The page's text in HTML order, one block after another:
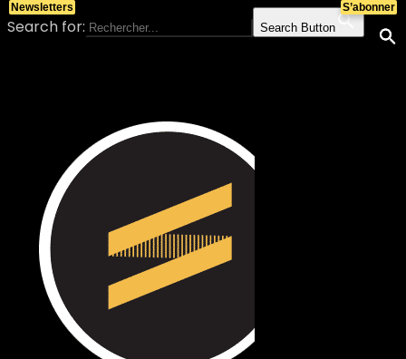
Search for: Search Button
S’abonner
Newsletters